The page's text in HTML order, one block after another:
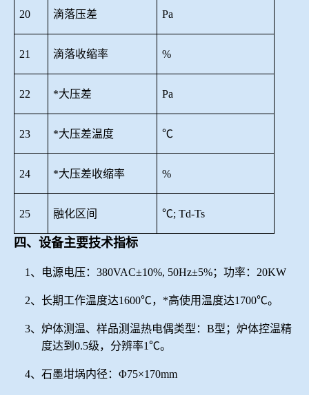
20 滴落压差 Pa
21 滴落收缩率 %
22 *大压差 Pa
23 *大压差温度 ℃
24 *大压差收缩率 %
25 融化区间 ℃; Td-Ts
四、设备主要技术指标
1、电源电压：380VAC±10%, 50Hz±5%；功率：20KW
2、长期工作温度达1600℃，*高使用温度达1700℃。
3、炉体测温、样品测温热电偶类型：B型；炉体控温精
度达到0.5级，分辨率1℃。
4、石墨坩埚内径：Φ75×170mm